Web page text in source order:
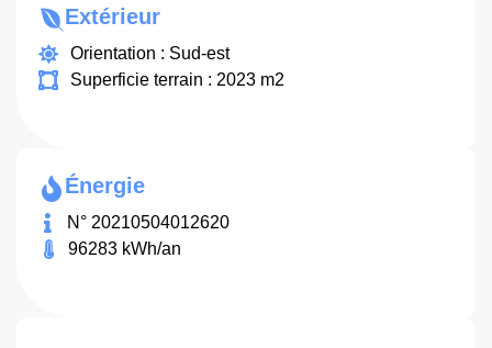
Extérieur
Orientation : Sud-est
Superficie terrain : 2023 m2
Énergie
N° 20210504012620
96283 kWh/an